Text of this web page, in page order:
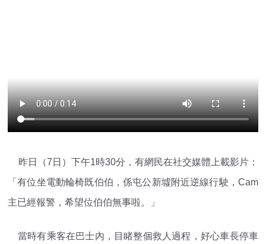
昨日（7日）下午1時30分，有網民在社交媒體上載影片：
「有位坐電動輪椅既伯伯，係屯公新墟附近逆線行駛，Cam
主已經報警，希望位伯伯無事啦。」
當時有乘客在巴士內，目睹整個救人過程，好心車長停車